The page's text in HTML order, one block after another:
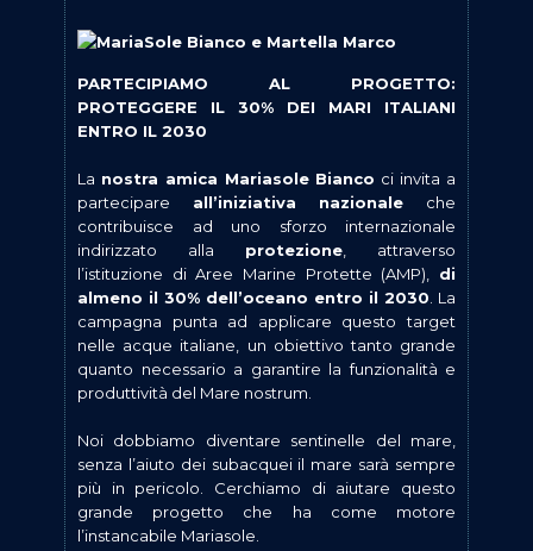
PARTECIPIAMO AL PROGETTO:
PROTEGGERE IL 30% DEI MARI ITALIANI
ENTRO IL 2030
La nostra amica Mariasole Bianco ci invita a
partecipare all’iniziativa nazionale che
contribuisce ad uno sforzo internazionale
indirizzato alla protezione , attraverso
l’istituzione di Aree Marine Protette (AMP), di
almeno il 30% dell’oceano entro il 2030 . La
campagna punta ad applicare questo target
nelle acque italiane, un obiettivo tanto grande
quanto necessario a garantire la funzionalità e
produttività del Mare nostrum.
Noi dobbiamo diventare sentinelle del mare,
senza l’aiuto dei subacquei il mare sarà sempre
più in pericolo. Cerchiamo di aiutare questo
grande progetto che ha come motore
l’instancabile Mariasole.